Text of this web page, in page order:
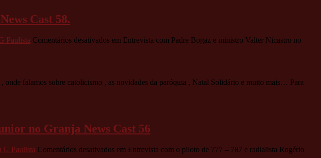
Cast 58.
Paulista Comentários desativados em Entrevista com Padre Bogaz e ministro Valter Nicastro no
falamos sobre catolicismo , as novidades da paróquia , Natal Solidário e muito mais… Para
no Granja News Cast 56
G Paulista Comentários desativados em Entrevista com o piloto de 777 – 787 e radialista Rogério